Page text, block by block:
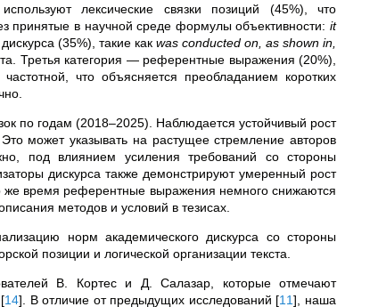
лексические связки позиций (45%), что
принятые в научной среде формулы объективности: it
(35%), такие как was conducted on, as shown in,
Третья категория — референтные выражения (20%),
что объясняется преобладанием коротких
по годам (2018–2025). Наблюдается устойчивый рост
может указывать на растущее стремление авторов
под влиянием усиления требований со стороны
дискурса также демонстрируют умеренный рост
же время референтные выражения немного снижаются
методов и условий в тезисах.
норм академического дискурса со стороны
позиции и логической организации текста.
В. Кортес и Д. Салазар, которые отмечают
[14] . В отличие от предыдущих исследований [11] , наша